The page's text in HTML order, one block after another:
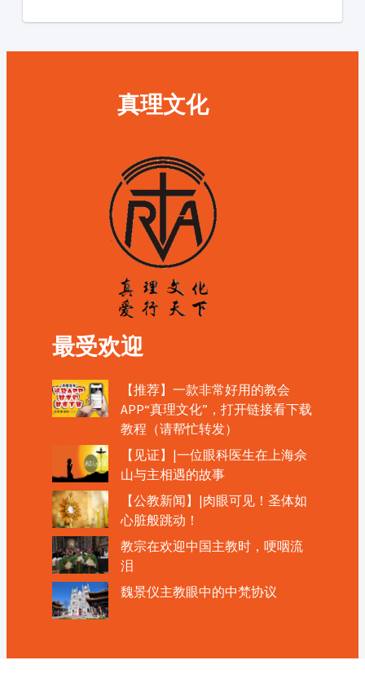
真理文化
最受欢迎
【推荐】一款非常好用的教会
APP“真理文化”，打开链接看下载
教程（请帮忙转发）
【见证】|一位眼科医生在上海佘
山与主相遇的故事
【公教新闻】|肉眼可见！圣体如
心脏般跳动！
教宗在欢迎中国主教时，哽咽流
泪
魏景仪主教眼中的中梵协议